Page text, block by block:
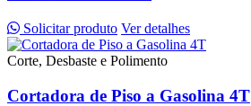
Solicitar produto Ver detalhes
Corte, Desbaste e Polimento
Cortadora de Piso a Gasolina 4T